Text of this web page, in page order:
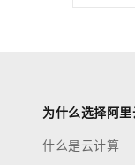
为什么选择阿里
什么是云计算